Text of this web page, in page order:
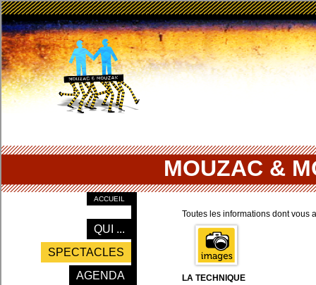
MOUZAC &
ACCUEIL
QUI ...
SPECTACLES
AGENDA
Toutes les informations dont vous
LA TECHNIQUE